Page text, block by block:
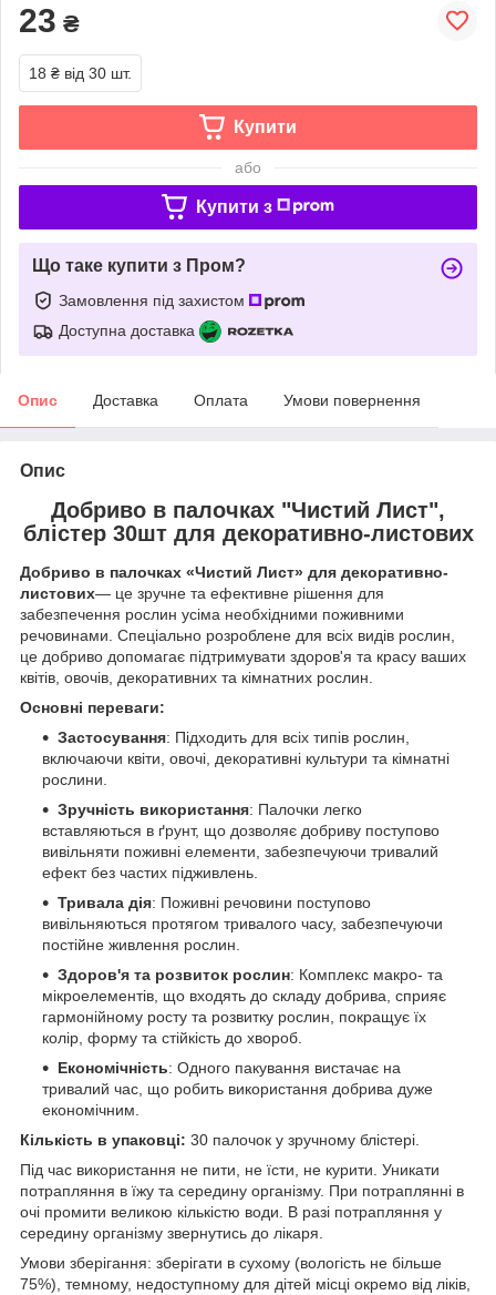
23 ₴
18 ₴ від 30 шт.
Купити
або
Купити з
Що таке купити з Пром?
Замовлення під захистом
Доступна доставка
Опис Доставка Оплата Умови повернення
Опис
Добриво в палочках "Чистий Лист",
блістер 30шт для декоративно-листових
Добриво в палочках «Чистий Лист» для декоративно-
листових— це зручне та ефективне рішення для
забезпечення рослин усіма необхідними поживними
речовинами. Спеціально розроблене для всіх видів рослин,
це добриво допомагає підтримувати здоров'я та красу ваших
квітів, овочів, декоративних та кімнатних рослин.
Основні переваги:
Застосування: Підходить для всіх типів рослин,
включаючи квіти, овочі, декоративні культури та кімнатні
рослини.
Зручність використання: Палочки легко
вставляються в ґрунт, що дозволяє добриву поступово
вивільняти поживні елементи, забезпечуючи тривалий
ефект без частих підживлень.
Тривала дія: Поживні речовини поступово
вивільняються протягом тривалого часу, забезпечуючи
постійне живлення рослин.
Здоров'я та розвиток рослин: Комплекс макро- та
мікроелементів, що входять до складу добрива, сприяє
гармонійному росту та розвитку рослин, покращує їх
колір, форму та стійкість до хвороб.
Економічність: Одного пакування вистачає на
тривалий час, що робить використання добрива дуже
економічним.
Кількість в упаковці: 30 палочок у зручному блістері.
Під час використання не пити, не їсти, не курити. Уникати
потрапляння в їжу та середину організму. При потраплянні в
очі промити великою кількістю води. В разі потрапляння у
середину організму звернутись до лікаря.
Умови зберігання: зберігати в сухому (вологість не більше
75%), темному, недоступному для дітей місці окремо від ліків,